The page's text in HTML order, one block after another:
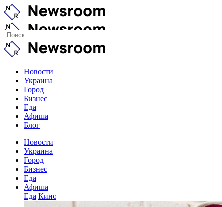
Новости
Украина
Город
Бизнес
Еда
Афиша
Блог
Новости
Украина
Город
Бизнес
Еда
Афиша
Еда Кино